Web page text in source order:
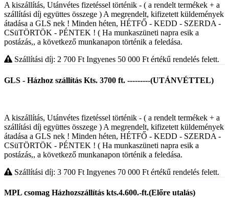
A kiszállítás, Utánvétes fizetéssel történik - ( a rendelt termékek + a
szállítási díj együttes összege ) A megrendelt, kifizetett küldemények
átadása a GLS nek ! Minden héten, HÉTFŐ - KEDD - SZERDA -
CSüTÖRTÖK - PÉNTEK ! ( Ha munkaszüneti napra esik a
postázás,, a következő munkanapon történik a feledása.
Szállítási díj: 2 700 Ft Ingyenes 50 000 Ftértékű rendelés felett.
GLS - Házhoz szállítás Kts. 3700 ft. ---------(UTÁNVÉTTEL)
A kiszállítás, Utánvétes fizetéssel történik - ( a rendelt termékek + a
szállítási díj együttes összege ) A megrendelt, kifizetett küldemények
átadása a GLS nek ! Minden héten, HÉTFŐ - KEDD - SZERDA -
CSüTÖRTÖK - PÉNTEK ! ( Ha munkaszüneti napra esik a
postázás,, a következő munkanapon történik a feledása.
Szállítási díj: 3 700 Ft Ingyenes 70 000 Ft értékű rendelés felett.
MPL csomag Házhozszállítás kts.4.600.-ft.(Előre utalás)